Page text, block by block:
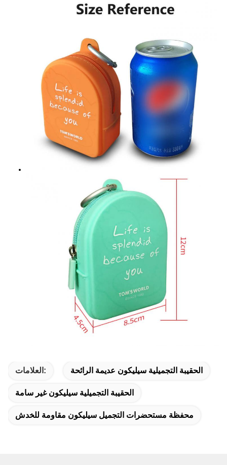
العلامات: الحقيبة التجميلية سيليكون عديمة الرائحة
الحقيبة التجميلية سيليكون غير سامة
محفظة مستحضرات التجميل سيليكون مقاومة للخدش